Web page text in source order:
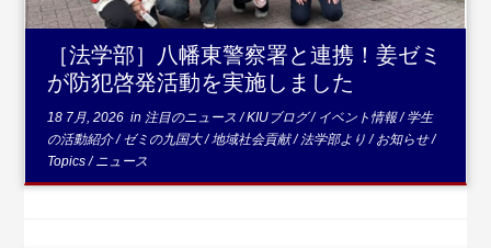
［法学部］八幡東警察署と連携！姜ゼミ
が防犯啓発活動を実施しました
18 7月, 2026 in 注目のニュース/KIUブログ/ イベント情報/学生
の活動紹介/ゼミの九国大/地域社会貢献/法学部より/お知らせ/
Topics/ニュース